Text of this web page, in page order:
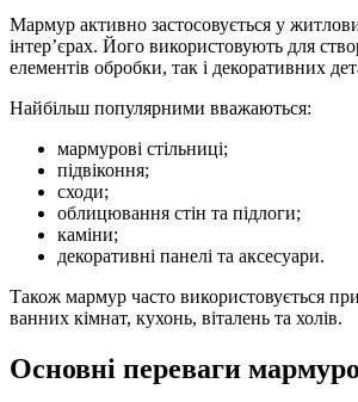
Мармур активно застосовується у
інтер’єрах. Його використовують для
елементів обробки, так і декоративних
Найбільш популярними вважаються:
мармурові стільниці;
підвіконня;
сходи;
облицювання стін та підлоги;
каміни;
декоративні панелі та аксесуари.
Також мармур часто використовується
ванних кімнат, кухонь, віталень та холів.
Основні переваги